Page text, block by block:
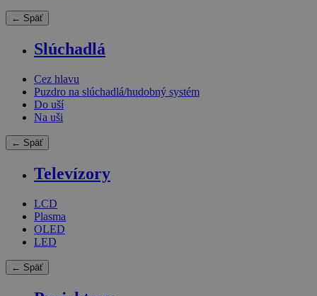
← Späť
Slúchadlá
Cez hlavu
Puzdro na slúchadlá/hudobný systém
Do uší
Na uši
← Späť
Televízory
LCD
Plasma
OLED
LED
← Späť